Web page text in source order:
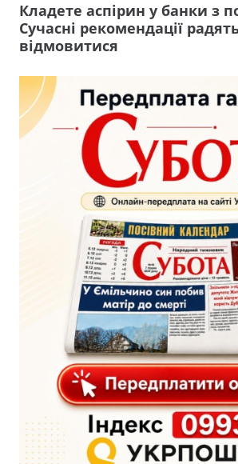
Кладете аспірин у банки з
Сучасні рекомендації
відмовитися